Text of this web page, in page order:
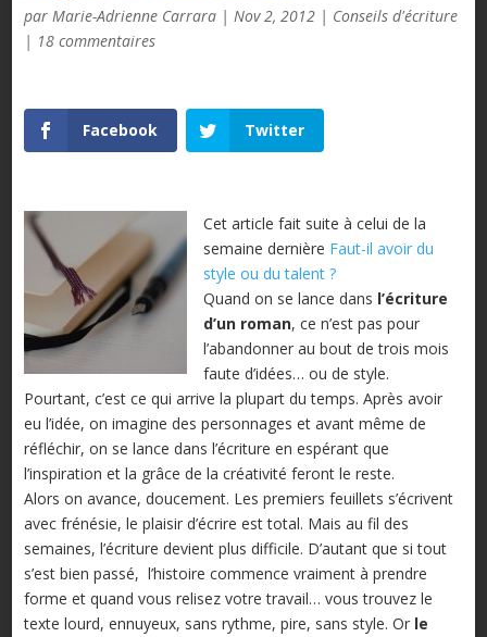
par Marie-Adrienne Carrara| Nov 2, 2012| Conseils d'écriture
| 18 commentaires
Facebook Twitter
Cet article fait suite à celui de la
semaine dernière Faut-il avoir du
style ou du talent ?
Quand on se lance dans l’écriture
d’un roman, ce n’est pas pour
l’abandonner au bout de trois mois
faute d’idées… ou de style.
Pourtant, c’est ce qui arrive la plupart du temps. Après avoir
eu l’idée, on imagine des personnages et avant même de
réfléchir, on se lance dans l’écriture en espérant que
l’inspiration et la grâce de la créativité feront le reste.
Alors on avance, doucement. Les premiers feuillets s’écrivent
avec frénésie, le plaisir d’écrire est total. Mais au fil des
semaines, l’écriture devient plus difficile. D’autant que si tout
s’est bien passé, l’histoire commence vraiment à prendre
forme et quand vous relisez votre travail… vous trouvez le
texte lourd, ennuyeux, sans rythme, pire, sans style. Or le